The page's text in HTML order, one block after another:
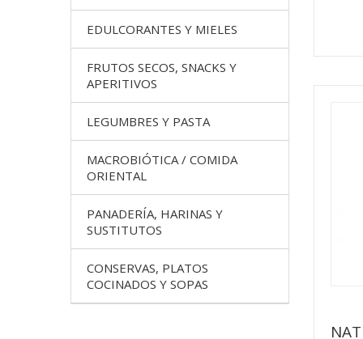
EDULCORANTES Y MIELES
FRUTOS SECOS, SNACKS Y
APERITIVOS
LEGUMBRES Y PASTA
MACROBIÓTICA / COMIDA
ORIENTAL
PANADERÍA, HARINAS Y
SUSTITUTOS
CONSERVAS, PLATOS
COCINADOS Y SOPAS